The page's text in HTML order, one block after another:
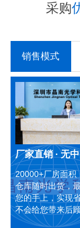
采购
销售模式
厂家直销 · 无
20000+厂房面积
仓库随时出货，
您的手上，实现
不会给您带来后